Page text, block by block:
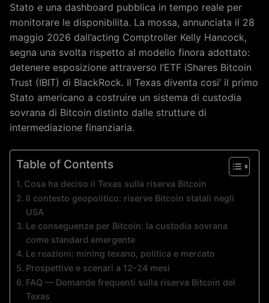
Stato e una dashboard pubblica in tempo reale per
monitorare le disponibilita. La mossa, annunciata il 28
maggio 2026 dall’acting Comptroller Kelly Hancock,
segna una svolta rispetto al modello finora adottato:
detenere esposizione attraverso l’ETF iShares Bitcoin
Trust (IBIT) di BlackRock. Il Texas diventa cosi’ il primo
Stato americano a costruire un sistema di custodia
sovrana di Bitcoin distinto dalle strutture di
intermediazione finanziaria.
Table of Contents
Cosa ha deciso il Texas sulla riserva Bitcoin
Il contesto geopolitico: riserve Bitcoin statali negli
USA
Le conseguenze per Bitcoin: la custodia sovrana
come standard emergente
Le reazioni: mining texano, politica e mercato
Prospettive e scenari a 12-24 mesi
FAQ — Domande frequenti sulla riserva Bitcoin del
Texas